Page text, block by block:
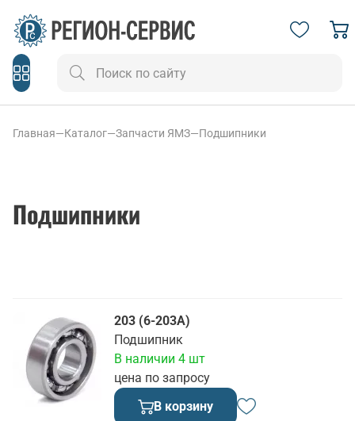
Главная—Каталог—Запчасти ЯМЗ—Подшипники
Подшипники
203 (6-203А)
Подшипник
цена по запросу
В наличии 4 шт
В корзину